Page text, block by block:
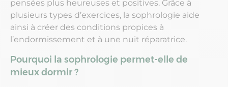
pensées plus heureuses et positives. Grâce à
plusieurs types d’exercices, la sophrologie aide
ainsi à créer des conditions propices à
l’endormissement et à une nuit réparatrice.
Pourquoi la sophrologie permet-elle de
mieux dormir ?